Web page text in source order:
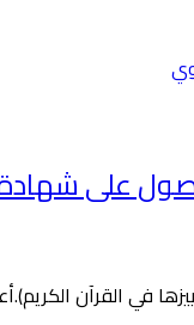
على شهادة
في القرآن